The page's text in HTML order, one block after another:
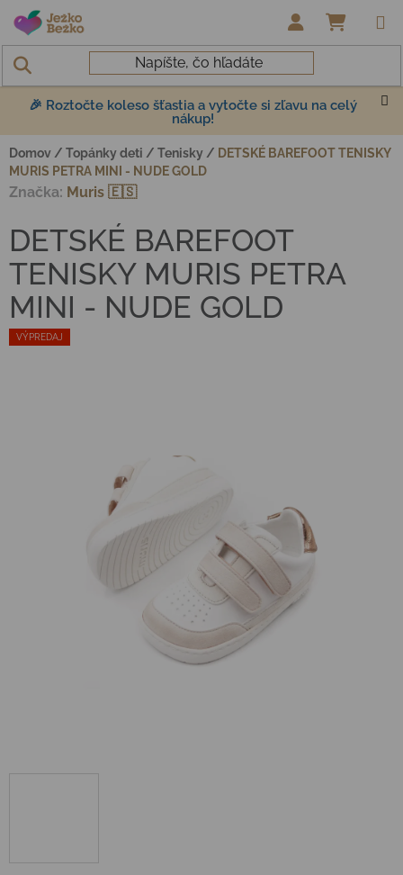
Prejsť na obsah
🎉 Roztočte koleso šťastia a vytočte si zľavu na celý
nákup!
Domov / Topánky deti / Tenisky / DETSKÉ BAREFOOT TENISKY
MURIS PETRA MINI - NUDE GOLD
VÝPREDAJ
DETSKÉ BAREFOOT
TENISKY MURIS PETRA
MINI - NUDE GOLD
Značka: Muris 🇪🇸